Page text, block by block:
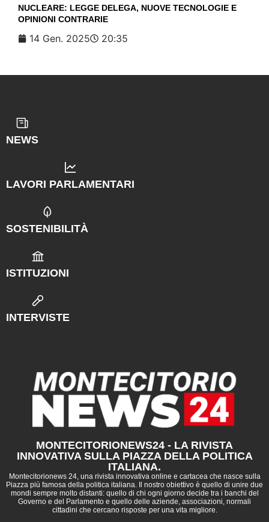
NUCLEARE: LEGGE DELEGA, NUOVE TECNOLOGIE E
OPINIONI CONTRARIE
14 Gen. 2025 20:35
NEWS
LAVORI PARLAMENTARI
SOSTENIBILITÀ
ISTITUZIONI
INTERVISTE
MONTECITORIONEWS24 - LA RIVISTA
INNOVATIVA SULLA PIAZZA DELLA POLITICA
ITALIANA.
Montecitorionews 24, una rivista innovativa online e cartacea che nasce sulla
Piazza più famosa della politica italiana. Il nostro obiettivo è quello di unire due
mondi sempre molto distanti: quello di chi ogni giorno decide tra i banchi del
Governo e del Parlamento e quello delle aziende, associazioni, normali
cittadini che cercano risposte per una vita migliore.